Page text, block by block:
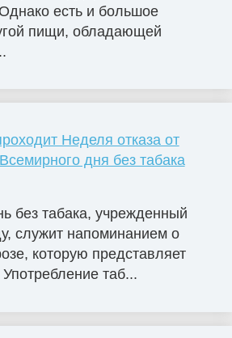
есть и большое
пищи, обладающей
Неделя отказа от
дня без табака
без табака, учрежденный
служит напоминанием о
которую представляет
таб...